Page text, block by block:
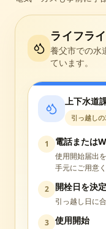
ライフラ
養父市での水
ています。
上下水道
引っ越し
1 電話または
使用開始届出
手元にご用意
2 開栓日を決定
引っ越し日に
3 使用開始